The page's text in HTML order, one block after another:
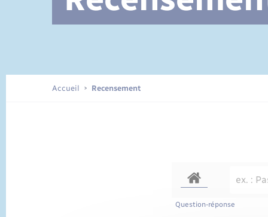
Documents d’identité
Accueil Recensement
Question-réponse